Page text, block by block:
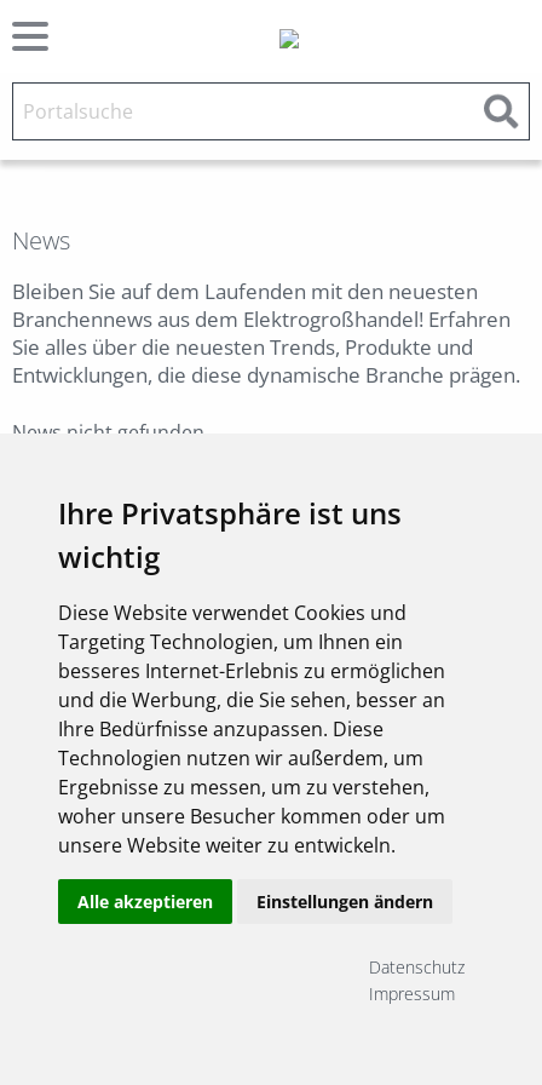
Ihre Privatsphäre ist uns
wichtig
Diese Website verwendet Cookies und
Targeting Technologien, um Ihnen ein
besseres Internet-Erlebnis zu ermöglichen
und die Werbung, die Sie sehen, besser an
Ihre Bedürfnisse anzupassen. Diese
Technologien nutzen wir außerdem, um
Ergebnisse zu messen, um zu verstehen,
woher unsere Besucher kommen oder um
unsere Website weiter zu entwickeln.
Alle akzeptieren Einstellungen ändern
Datenschutz
Impressum
News
Bleiben Sie auf dem Laufenden mit den neuesten
Branchennews aus dem Elektrogroßhandel! Erfahren
Sie alles über die neuesten Trends, Produkte und
Entwicklungen, die diese dynamische Branche prägen.
News nicht gefunden.
elektroforum 2.2025
Ihr Elektro-Magazin
Das Forum für Industrie,
Dienstleister & Institutionen
Inklusive aller FEGIME
Großhändler auf einen Blick!
Impressum